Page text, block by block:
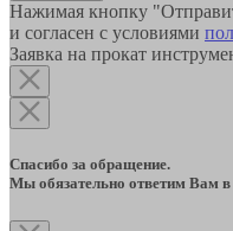
Нажимая кнопку
и согласен с условиями
Заявка на прокат
Спасибо за обращение.
Мы обязательно ответим Вам